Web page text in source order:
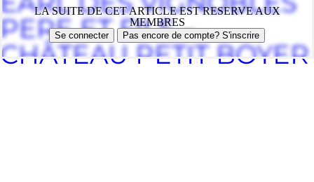
LA SUITE DE CET ARTICLE EST RESERVE AUX
MEMBRES
Se connecter Pas encore de compte? S'inscrire
PERE ET FILS –
CHÂTEAU PETIT BOYER